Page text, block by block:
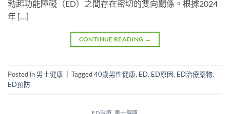
勃起功能障礙（ED）之間存在密切的雙向關係。根據2024
年 […]
CONTINUE READING →
Posted in 男士健康 Tagged40歲男性健康, ED, ED原因, ED治療藥物,
ED預防